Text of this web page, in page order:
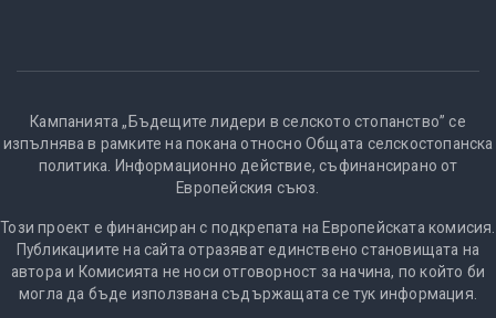
Кампанията „Бъдещите лидери в селското стопанство” се
изпълнява в рамките на покана относно Общата селскостопанска
политика. Информационно действие, съфинансирано от
Европейския съюз.
Този проект е финансиран с подкрепата на Европейската комисия.
Публикациите на сайта отразяват единствено становищата на
автора и Комисията не носи отговорност за начина, по който би
могла да бъде използвана съдържащата се тук информация.